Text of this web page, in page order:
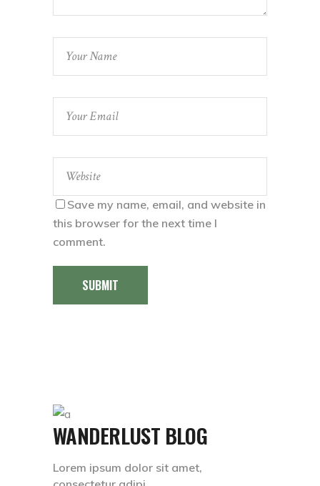
Save my name, email, and website in
this browser for the next time I
comment.
SUBMIT
WANDERLUST BLOG
Lorem ipsum dolor sit amet,